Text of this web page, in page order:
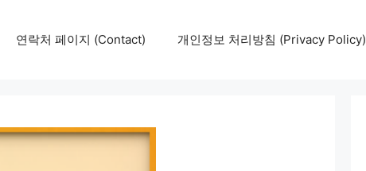
연락처 페이지 (Contact) 개인정보 처리방침 (Privacy Policy)